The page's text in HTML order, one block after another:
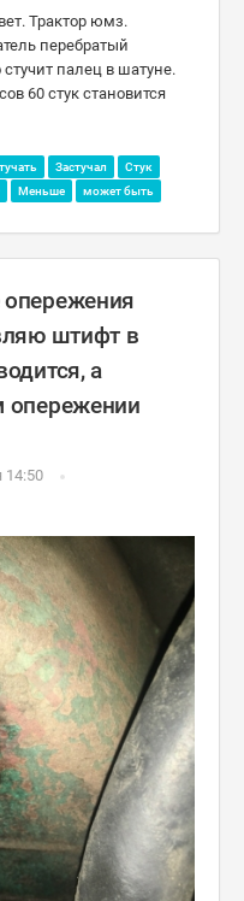
Трактор юмз.
перебратый
палец в шатуне.
60 стук становится
Застучал
Стук
Меньше может быть
штифт в
а
опережении
14:50